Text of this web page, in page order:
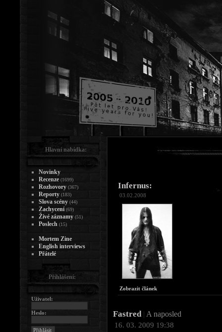
Infernus:
03.02.2008
Zobrazit článek
Fastred | A naposled
16. 03. 2009 19:38
Hlavní nabídka:
Novinky
Recenze (1699)
Rozhovory (367)
Reporty (183)
Slova scény (44)
Zachycení (69)
Živé záznamy (51)
Poslech (15)
Mortem Zine
English interviews
Přátelé
Přihlášení:
Uživatel:
Heslo: